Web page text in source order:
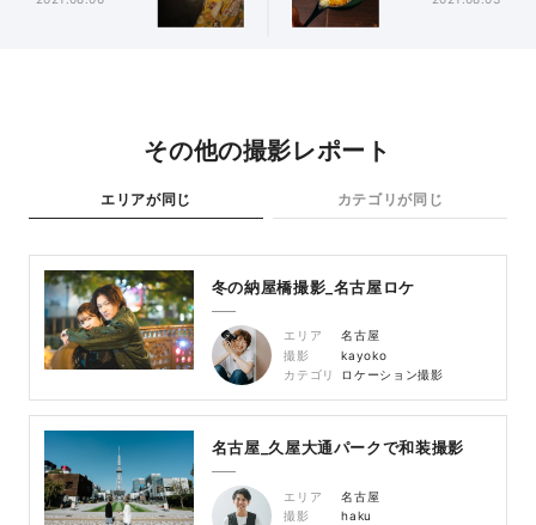
その他の撮影レポート
エリアが同じ カテゴリが同じ
冬の納屋橋撮影_名古屋ロケ
エリア
名古屋
撮影
kayoko
カテゴリ
ロケーション撮影
名古屋_久屋大通パークで和装撮影
エリア
名古屋
撮影
haku